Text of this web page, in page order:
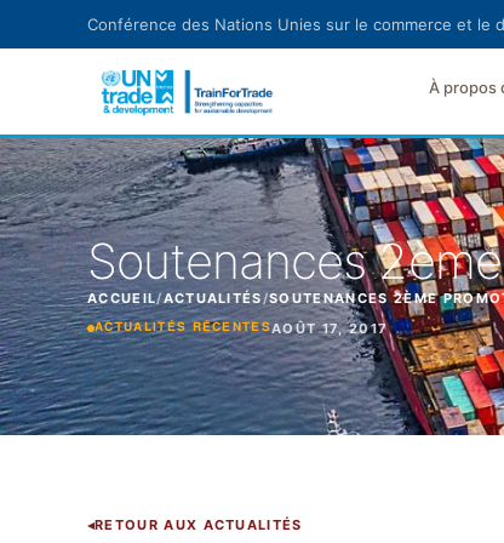
Aller au contenu principal
Conférence des Nations Unies sur le commerce et le
À propos
Soutenances
ACCUEIL/ACTUALITÉS /SOUTENANCES 2ÈME
ACTUALITÉS RÉCENTESAOÛT 17, 2017
RETOUR AUX ACTUALITÉS